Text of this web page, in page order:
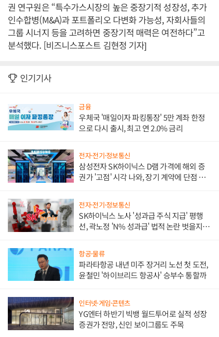
권 연구원은 “특수가스시장의 높은 중장기적 성장성, 추가
인수합병(M&A)과 포트폴리오 다변화 가능성, 자회사들의
그룹 시너지 등을 고려하면 중장기적 매력은 여전하다”고
분석했다. [비즈니스포스트 김현정 기자]
인기기사
금융
우체국 '매일이자 파킹통장' 5만 계좌 한정
으로 다시 출시, 최고 연 2.0% 금리
전자·전기·정보통신
삼성전자 SK하이닉스 D램 가격에 해외 증
권가 '고점' 시각 나와, 장기 계약에 단점 부
전자·전기·정보통신
SK하이닉스 노사 '성과급 주식 지급' 평행
선, 곽노정 'N% 성과급' 법적 논란 벗을지 주
항공·물류
파라타항공 내년 미주 장거리 노선 첫 도전,
윤철민 '하이브리드 항공사' 승부수 통할까
인터넷·게임·콘텐츠
YG엔터 하반기 빅뱅 월드투어로 실적 성장
증권가 전망, 신인 보이그룹도 주목